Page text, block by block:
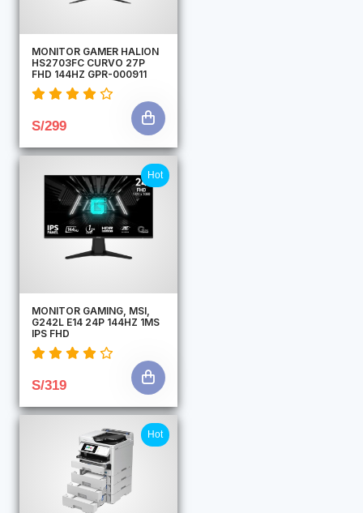
MONITOR GAMER HALION
HS2703FC CURVO 27P
FHD 144HZ GPR-000911
S/299
Hot
MONITOR GAMING, MSI,
G242L E14 24P 144HZ 1MS
IPS FHD
S/319
Hot